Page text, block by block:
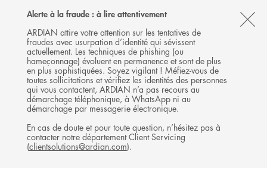
Alerte à la fraude : à lire attentivement
ARDIAN attire votre attention sur les tentatives de
fraudes avec usurpation d’identité qui sévissent
actuellement. Les techniques de phishing (ou
hameçonnage) évoluent en permanence et sont de plus
en plus sophistiquées. Soyez vigilant ! Méfiez-vous de
toutes sollicitations et vérifiez les identités des personnes
qui vous contactent, ARDIAN n’a pas recours au
démarchage téléphonique, à WhatsApp ni au
démarchage par messagerie électronique.
En cas de doute et pour toute question, n’hésitez pas à
contacter notre département Client Servicing
(clientsolutions@ardian.com).
Follow
Ardian
on
X
Follow
Ardian
on
LinkedIn
Follow
Ardian
on
YouTube
Ardian
on
Jobs
on
LinkedIn
MENU
Back
COMMUNIQUÉ DE PRESSE
Ardian annonce la cession de
sa participation dans TRIGO
à Montyon Capital
BUYOUT
FRANCE, PARIS